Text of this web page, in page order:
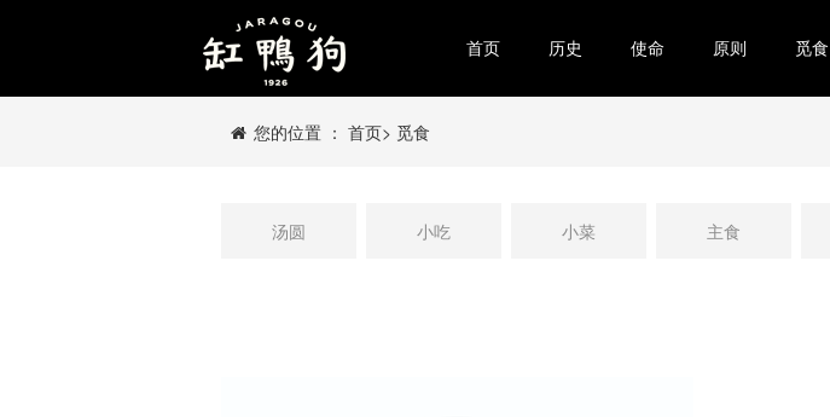
首页 历史 使命 原则 觅食
您的位置 ： 首页> 觅食
汤圆 小吃 小菜 主食